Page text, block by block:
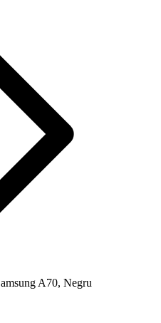
A70, Negru